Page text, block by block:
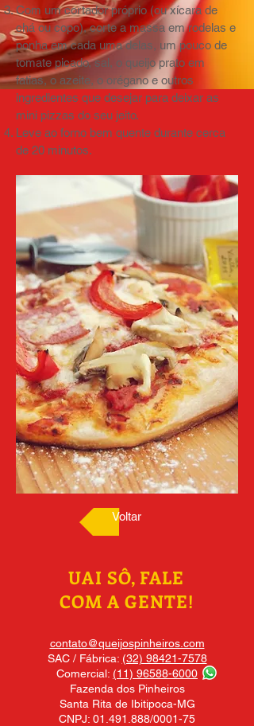
Com um cortador próprio (ou xícara de
chá ou copo), corte a massa em rodelas e
ponha em cada uma delas, um pouco de
tomate picado, sal, o queijo prato em
fatias, o azeite, o orégano e outros
ingredientes que desejar para deixar as
mini pizzas do seu jeito.
Leve ao forno bem quente durante cerca
de 20 minutos.
Voltar
UAI SÔ, FALE
COM A GENTE!
contato@queijospinheiros.com
SAC / Fábrica: (32) 98421-7578
Comercial: (11) 96588-6000
Fazenda dos Pinheiros
Santa Rita de Ibitipoca-MG
CNPJ: 01.491.888/0001-75